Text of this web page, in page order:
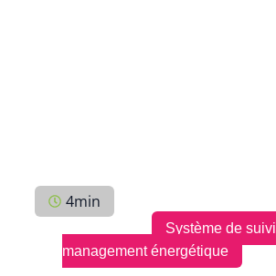
4min
Système de
management énergétique